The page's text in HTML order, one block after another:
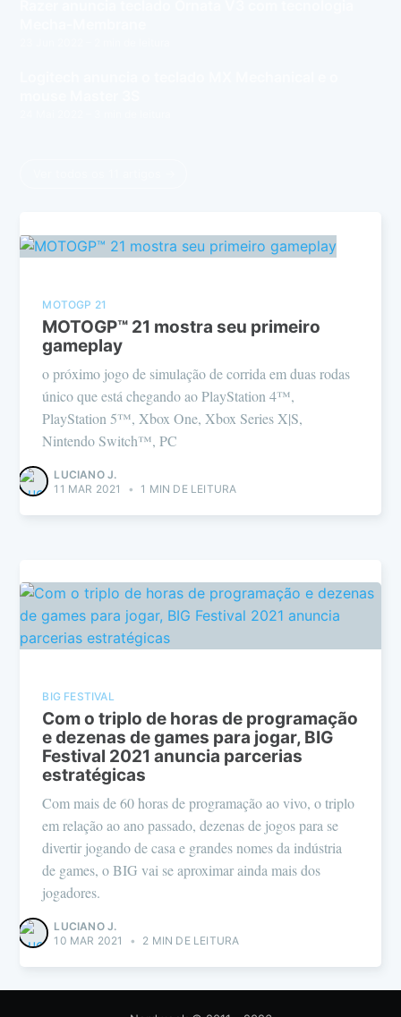
MOTOGP 21
MOTOGP™ 21 mostra seu primeiro
gameplay
o próximo jogo de simulação de corrida em duas rodas
único que está chegando ao PlayStation 4™,
PlayStation 5™, Xbox One, Xbox Series X|S,
Nintendo Switch™, PC
LUCIANO J.
11 MAR 2021
• 1 MIN DE LEITURA
BIG FESTIVAL
Com o triplo de horas de programação
e dezenas de games para jogar, BIG
Festival 2021 anuncia parcerias
estratégicas
Com mais de 60 horas de programação ao vivo, o triplo
em relação ao ano passado, dezenas de jogos para se
divertir jogando de casa e grandes nomes da indústria
de games, o BIG vai se aproximar ainda mais dos
jogadores.
LUCIANO J.
10 MAR 2021
• 2 MIN DE LEITURA